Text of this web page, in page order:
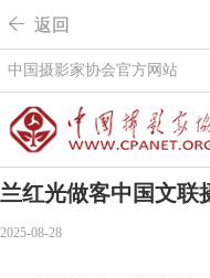
 返回
中国摄影家协会官方网站
兰红光做客中国文联
2025-08-28